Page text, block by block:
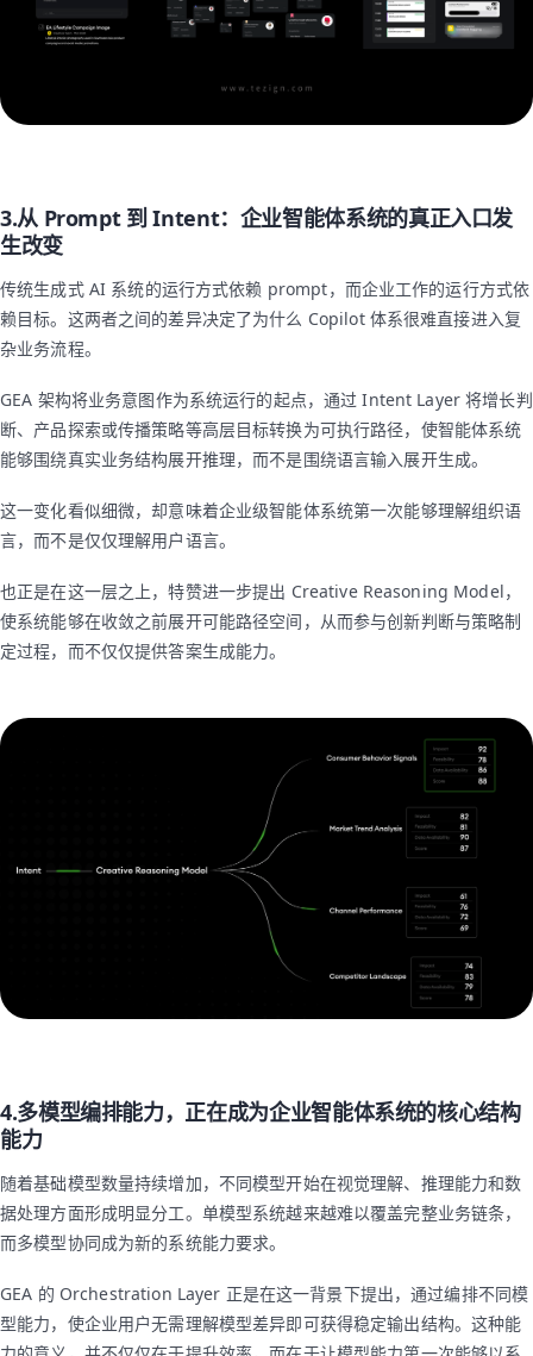
3.从 Prompt 到 Intent：企业智能体系统的真正入口发
生改变
传统生成式 AI 系统的运行方式依赖 prompt，而企业工作的运行方式依
赖目标。这两者之间的差异决定了为什么 Copilot 体系很难直接进入复
杂业务流程。
GEA 架构将业务意图作为系统运行的起点，通过 Intent Layer 将增长判
断、产品探索或传播策略等高层目标转换为可执行路径，使智能体系统
能够围绕真实业务结构展开推理，而不是围绕语言输入展开生成。
这一变化看似细微，却意味着企业级智能体系统第一次能够理解组织语
言，而不是仅仅理解用户语言。
也正是在这一层之上，特赞进一步提出 Creative Reasoning Model，
使系统能够在收敛之前展开可能路径空间，从而参与创新判断与策略制
定过程，而不仅仅提供答案生成能力。
4.多模型编排能力，正在成为企业智能体系统的核心结构
能力
随着基础模型数量持续增加，不同模型开始在视觉理解、推理能力和数
据处理方面形成明显分工。单模型系统越来越难以覆盖完整业务链条，
而多模型协同成为新的系统能力要求。
GEA 的 Orchestration Layer 正是在这一背景下提出，通过编排不同模
型能力，使企业用户无需理解模型差异即可获得稳定输出结构。这种能